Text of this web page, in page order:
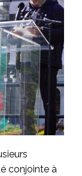
conjointe à